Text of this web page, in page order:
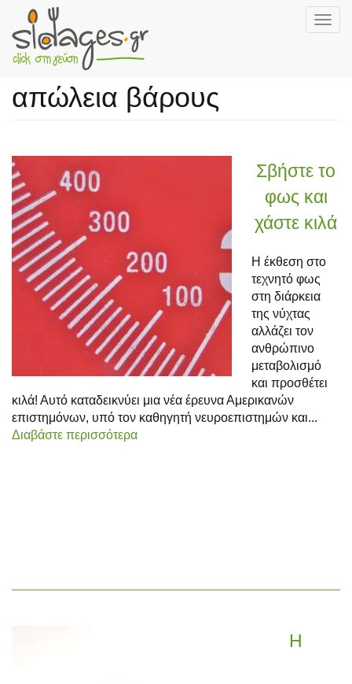
Skip
main
content
απώλεια βάρους
Σβήστε το
φως και
χάστε κιλά
Η έκθεση στο
τεχνητό φως
στη διάρκεια
της νύχτας
αλλάζει τον
ανθρώπινο
μεταβολισμό
και προσθέτει
κιλά! Αυτό καταδεικνύει μια νέα έρευνα Αμερικανών
επιστημόνων, υπό τον καθηγητή νευροεπιστημών και...
Διαβάστε περισσότερα
Η